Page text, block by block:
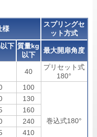
様
スプリングセ
ット方式
下 質量kg
以下
最大開扉角度
40
プリセット式
180°
100
巻込式180°
130
160
240
410